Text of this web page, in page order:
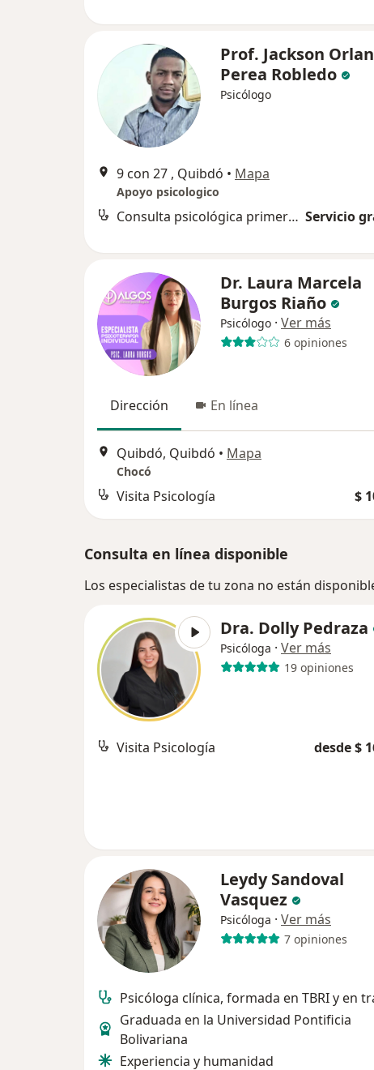
Prof. Jackson
Perea Robledo
Psicólogo
9 con 27 , Quibdó • Mapa
Apoyo psicologico
Consulta psicológica primera vez Servicio
Dr. Laura Marcela
Burgos Riaño
Psicólogo · Ver más
6 opiniones
Dirección En línea
Quibdó, Quibdó • Mapa
Chocó
Visita Psicología $
Consulta en línea disponible
Los especialistas de tu zona no están
Dra. Dolly Pedraza
Psicóloga · Ver más
19 opiniones
Visita Psicología desde $
Leydy Sandoval
Vasquez
Psicóloga · Ver más
7 opiniones
Psicóloga clínica, formada en TBRI y en
Graduada en la Universidad Pontificia
Bolivariana
Experiencia y humanidad